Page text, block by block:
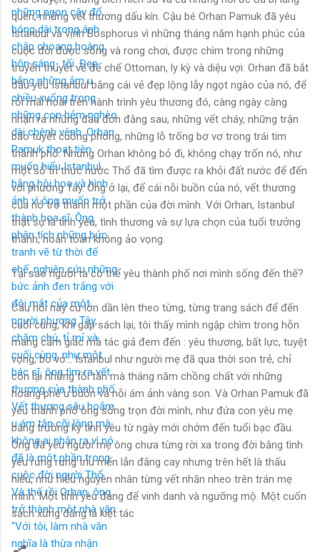
quên, những vết thương dấu kín. Cậu bé Orhan Pamuk đã yêu
Istanbul và vịnh Bosphorus vì những tháng năm hạnh phúc của
cuộc đời được sống và rong chơi, được chìm trong những
truyền thuyết về đế chế Ottoman, ly kỳ và diệu vợi. Orhan đã bắt
đầu yêu Istanbul bằng cái vẻ đẹp lộng lẫy ngọt ngào của nó, để
rồi mãi hoài trên hành trình yêu thương đó, càng ngày càng
nhận ra những đau đớn đằng sau, những vết cháy, những trận
bão tuyết cuồng phong, những lỗ trống bơ vơ trong trái tim
thành phố. Nhưng Orhan không bỏ đi, không chạy trốn nó, như
một số trí thức nước Thổ đã tìm được ra khỏi đất nước để đến
với phương Tây. Ông ở lại, để cái nỗi buồn của nó, vết thương
của nó trở thành một phần của đời mình. Với Orhan, Istanbul
thật sự là tình yêu, tình thương và sự lựa chọn của tuổi trưởng
thành, hoàn toàn không ảo vọng.
Tại sao người ta có thể yêu thành phố nơi mình sống đến thế?
Câu hỏi này cứ lớn dần lên theo từng, từng trang sách để đến
cuối cùng, khi gấp sách lại, tôi thấy mình ngập chìm trong hỗn
mang cảm giác mà tác giả đem đến : yêu thương, bất lực, tuyệt
vọng, bơ vơ... Istanbul như người mẹ đã qua thời son trẻ, chỉ
còn lại những tồi tàn mà tháng năm chồng chất với những
hoang phế u buồn và nỗi ám ảnh vàng son. Và Orhan Pamuk đã
yêu thành phố ông sống trọn đời mình, như đứa con yêu mẹ
bằng trường kỳ tình yêu từ ngày mới chớm đến tuổi bạc đầu.
Ông đã yêu người mẹ ông chưa từng rời xa trong đời bằng tình
yêu rưng rưng trìu mến lẫn đắng cay nhưng trên hết là thấu
hiểu, như hiểu nguyên nhân từng vết nhăn nheo trên trán mẹ
mình. Một tình yêu đáng để vinh danh và ngưỡng mộ. Một cuốn
sách xứng đáng là kiệt tác